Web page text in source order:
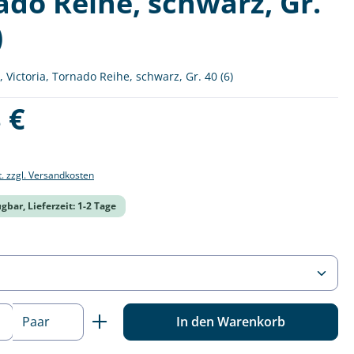
Victoria, Tornado Reihe, schwarz, Gr. 40 (6)
€
zzgl. Versandkosten
Lieferzeit: 1-2 Tage
Gib den gewünschten Wert
Paar In den Warenkorb